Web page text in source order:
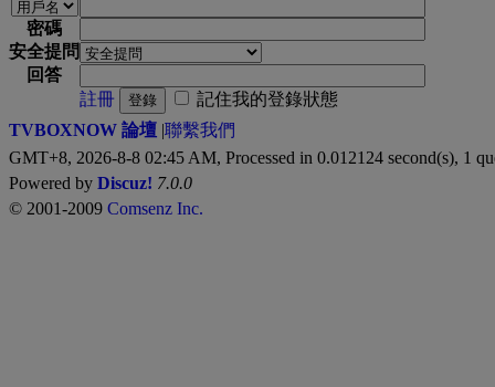
密碼
安全提問
回答
註冊
登錄
記住我的登錄狀態
TVBOXNOW 論壇 |聯繫我們
GMT+8, 2026-8-8 02:45 AM, Processed in 0.012124 second(s), 1
Powered by Discuz! 7.0.0
© 2001-2009 Comsenz Inc.